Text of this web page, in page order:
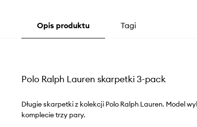
Opis produktu Tagi
Polo Ralph Lauren skarpetki 3-pack
Długie skarpetki z kolekcji Polo Ralph Lauren. Model
komplecie trzy pary.